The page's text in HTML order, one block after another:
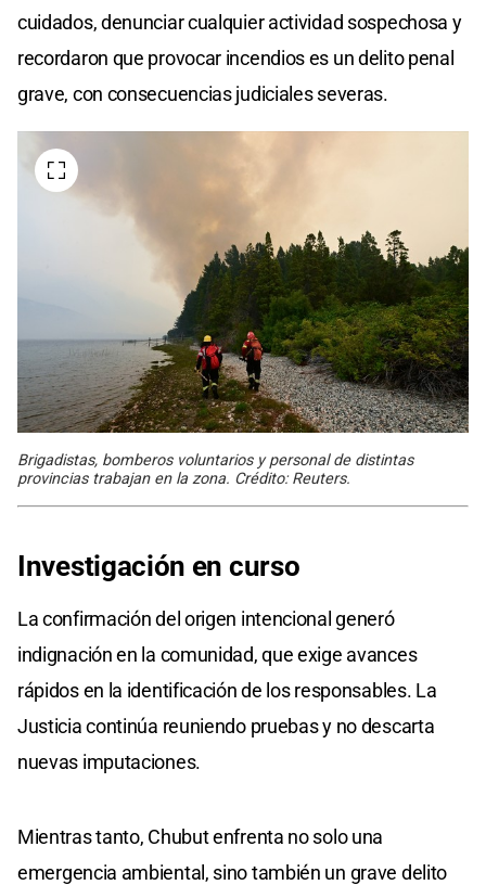
cuidados, denunciar cualquier actividad sospechosa y
recordaron que provocar incendios es un delito penal
grave, con consecuencias judiciales severas.
Brigadistas, bomberos voluntarios y personal de distintas
provincias trabajan en la zona. Crédito: Reuters.
Investigación en curso
La confirmación del origen intencional generó
indignación en la comunidad, que exige avances
rápidos en la identificación de los responsables. La
Justicia continúa reuniendo pruebas y no descarta
nuevas imputaciones.
Mientras tanto, Chubut enfrenta no solo una
emergencia ambiental, sino también un grave delito